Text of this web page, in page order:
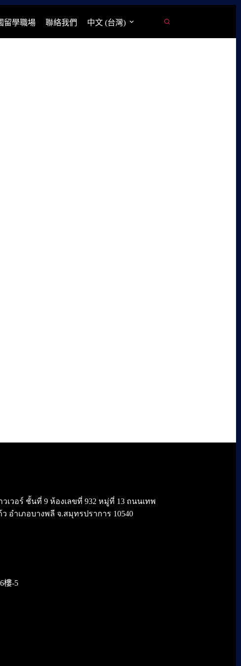
留學職場 聯絡我們 中文 (台灣)
วเวอร์ ชั้นที่ 9 ห้องเลขที่ 932 หมู่ที่ 13 ถนนเทพ
อำเภอบางพลี จ.สมุทรปราการ 10540
樓-5